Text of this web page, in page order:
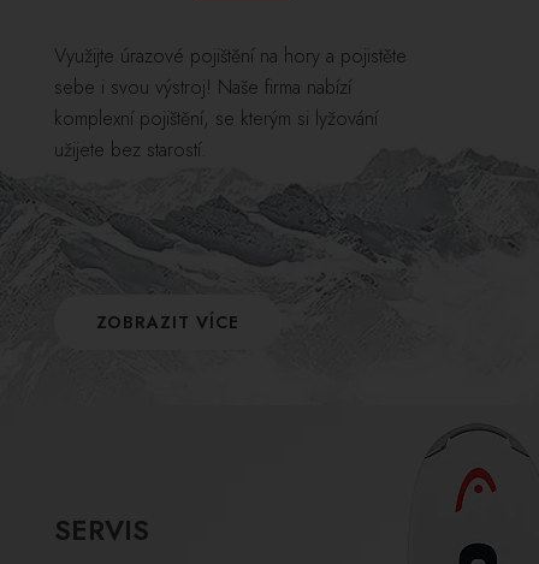
Využijte úrazové pojištění na hory a pojistěte
sebe i svou výstroj! Naše firma nabízí
komplexní pojištění, se kterým si lyžování
užijete bez starostí.
ZOBRAZIT VÍCE
SERVIS